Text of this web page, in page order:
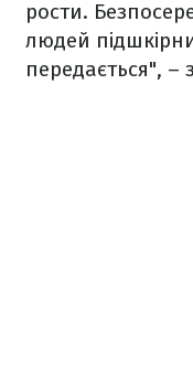
рости.
людей
передається", –